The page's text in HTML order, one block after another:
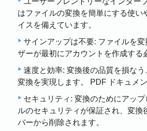
はファイルの変換を簡単にする使い
イスを備えています。
サインアップは不要: ファイルを
ザーが最初にアカウントを作成する
速度と効率: 変換後の品質を損な
変換を実現します。 PDF ドキュメン
セキュリティ: 変換のためにアッ
ルのセキュリティが保証され、変換
バーから削除されます。